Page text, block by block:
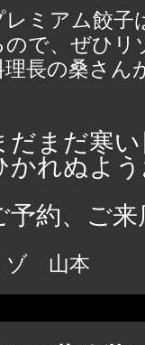
レミアム餃子
ので、ぜひリ
理長の桑さん
だまだ寒
かれぬよ
予約、ご
ゾ 山本